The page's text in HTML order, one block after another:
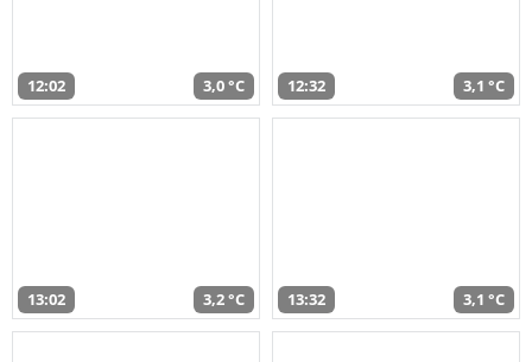
12:02 3,0 °C 12:32 3,1 °C
13:02 3,2 °C 13:32 3,1 °C